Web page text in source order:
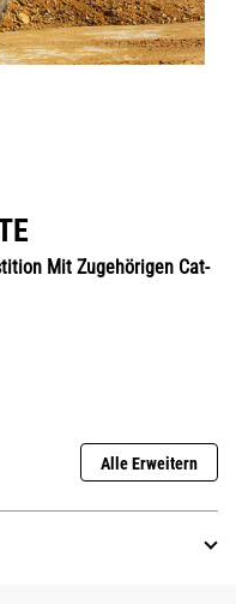
Mit Zugehörigen Cat-
Alle Erweitern